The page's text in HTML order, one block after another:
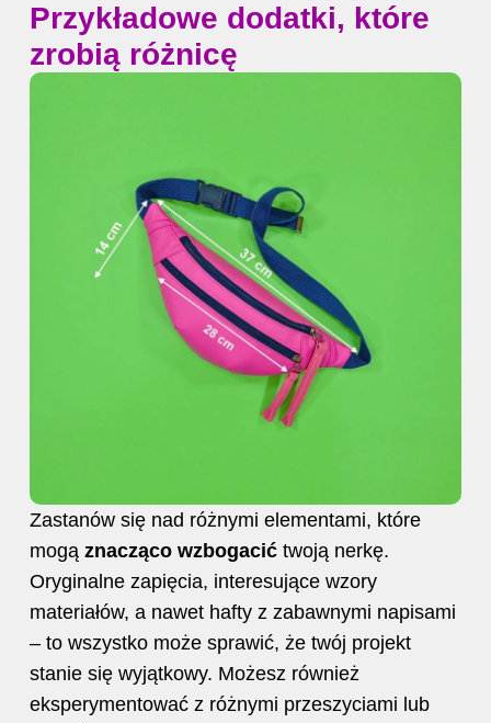
Przykładowe dodatki, które
zrobią różnicę
Zastanów się nad różnymi elementami, które
mogą znacząco wzbogacić twoją nerkę.
Oryginalne zapięcia, interesujące wzory
materiałów, a nawet hafty z zabawnymi napisami
– to wszystko może sprawić, że twój projekt
stanie się wyjątkowy. Możesz również
eksperymentować z różnymi przeszyciami lub